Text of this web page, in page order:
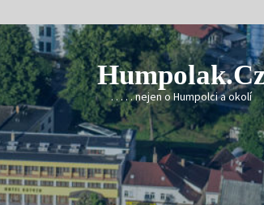
. . . . . nejen o Humpolci a okolí